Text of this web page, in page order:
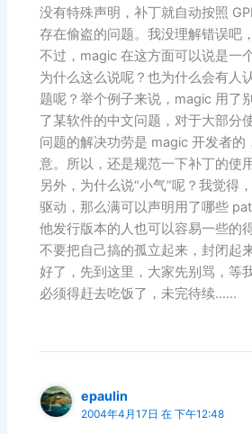
没有特殊声明，补丁就自动按照
存在偷盗的问题。我没理解错误吧
不过，magic 在这方面可以说是一
为什么这么说呢？也为什么会有人
题呢？举个例子来说，magic 用了
了某软件的中文问题，对于大部分
问题的解决功劳是 magic 开发者的
意。所以，还是规范一下补丁的使
另外，为什么说“小气”呢？我觉得
驱动，那么满可以声明用了哪些
他发行版本的人也可以容易一些的
不要把自己搞的孤立起来，封闭起来
好了，先到这里，大家先别骂，等
必须得赶去吃饭了，未完待续……
epaulin
2004年4月17日 在 下午12:48